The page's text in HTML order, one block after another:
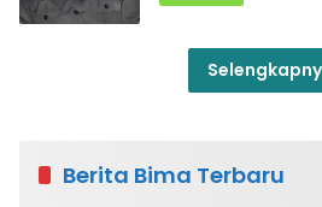
Berita Bima Terbaru